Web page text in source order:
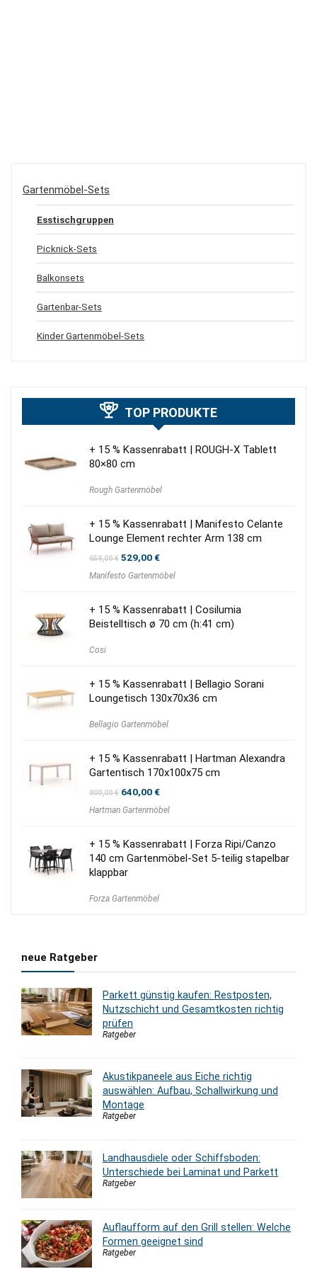
Gartenmöbel-Sets
Esstischgruppen
Picknick-Sets
Balkonsets
Gartenbar-Sets
Kinder Gartenmöbel-Sets
TOP PRODUKTE
+ 15 % Kassenrabatt | ROUGH-X Tablett
80×80 cm
Rough Gartenmöbel
+ 15 % Kassenrabatt | Manifesto Celante
Lounge Element rechter Arm 138 cm
659,00€ Ursprünglicher
war:
529,00€Aktueller
ist:
Manifesto Gartenmöbel
+ 15 % Kassenrabatt | Cosilumia
Beistelltisch ø 70 cm (h:41 cm)
Cosi
+ 15 % Kassenrabatt | Bellagio Sorani
Loungetisch 130x70x36 cm
Bellagio Gartenmöbel
+ 15 % Kassenrabatt | Hartman Alexandra
Gartentisch 170x100x75 cm
800,00€ Ursprünglicher
war:
640,00€Aktueller
ist:
Hartman Gartenmöbel
+ 15 % Kassenrabatt | Forza Ripi/Canzo
140 cm Gartenmöbel-Set 5-teilig stapelbar
klappbar
Forza Gartenmöbel
neue Ratgeber
Parkett günstig kaufen: Restposten,
Nutzschicht und Gesamtkosten richtig
prüfen
Ratgeber
Akustikpaneele aus Eiche richtig
auswählen: Aufbau, Schallwirkung und
Montage
Ratgeber
Landhausdiele oder Schiffsboden:
Unterschiede bei Laminat und Parkett
Ratgeber
Auflaufform auf den Grill stellen: Welche
Formen geeignet sind
Ratgeber